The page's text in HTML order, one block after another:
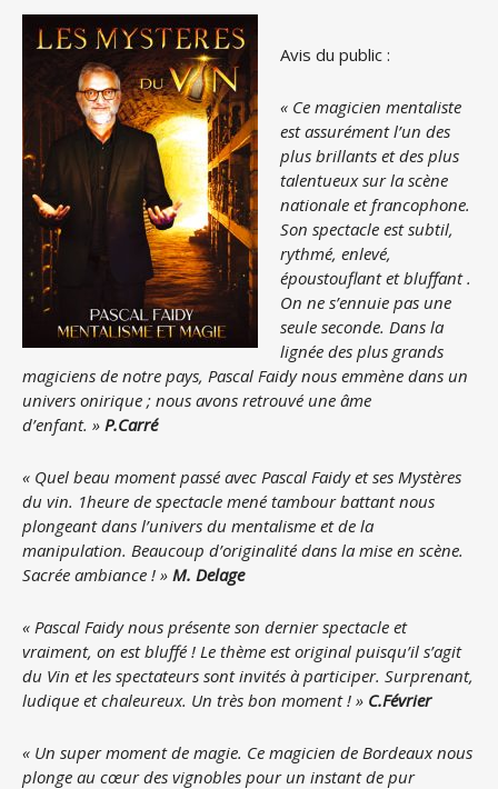
Avis du public :
« Ce magicien mentaliste
est assurément l’un des
plus brillants et des plus
talentueux sur la scène
nationale et francophone.
Son spectacle est subtil,
rythmé, enlevé,
époustouflant et bluffant .
On ne s’ennuie pas une
seule seconde. Dans la
lignée des plus grands
magiciens de notre pays, Pascal Faidy nous emmène dans un
univers onirique ; nous avons retrouvé une âme
d’enfant. » P.Carré
« Quel beau moment passé avec Pascal Faidy et ses Mystères
du vin. 1heure de spectacle mené tambour battant nous
plongeant dans l’univers du mentalisme et de la
manipulation. Beaucoup d’originalité dans la mise en scène.
Sacrée ambiance ! » M. Delage
« Pascal Faidy nous présente son dernier spectacle et
vraiment, on est bluffé ! Le thème est original puisqu’il s’agit
du Vin et les spectateurs sont invités à participer. Surprenant,
ludique et chaleureux. Un très bon moment ! » C.Février
« Un super moment de magie. Ce magicien de Bordeaux nous
plonge au cœur des vignobles pour un instant de pur